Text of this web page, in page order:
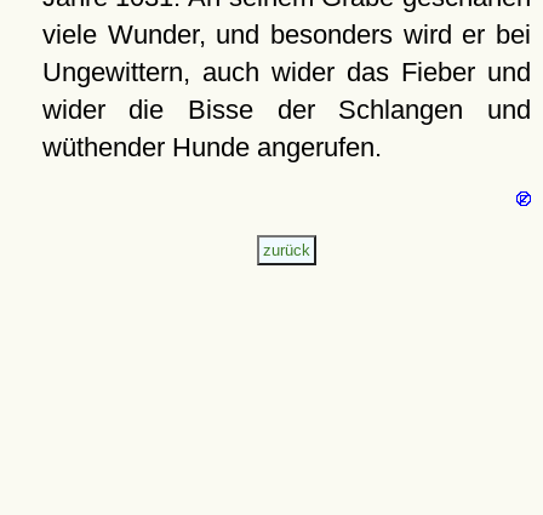
viele Wunder, und besonders wird er bei
Ungewittern, auch wider das Fieber und
wider die Bisse der Schlangen und
wüthender Hunde angerufen.